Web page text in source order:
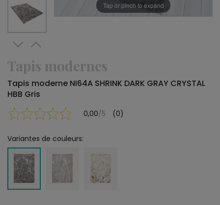
Tap or pinch to expand
Tapis modernes
Tapis moderne NI64A SHRINK DARK GRAY CRYSTAL
HBB Gris
0,00/5 (0)
Variantes de couleurs: